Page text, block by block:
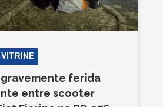
VITRINE
ferida
entre scooter